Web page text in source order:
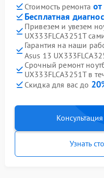
Стоимость ремонта
Бесплатная
Привезем и увезем
UX333FLCA3251T
Гарантия на наши
Asus 13
Срочный ремонт
UX333FLCA3251T в
Скидка для вас до
Узнать